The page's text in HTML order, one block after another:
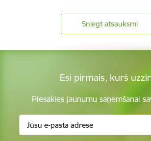
Sniegt atsauksmi
Esi pirmais, kurš
Piesakies jaunumu saņemšanai